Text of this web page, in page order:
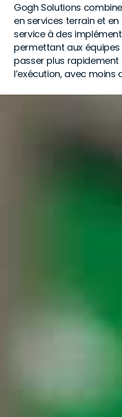
Gogh Solutions
en services terrain et
service à des
permettant aux
passer plus
l’exécution, avec moins